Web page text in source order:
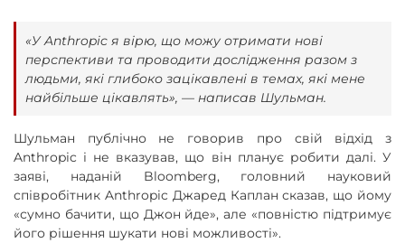
«У Anthropic я вірю, що можу отримати нові
перспективи та проводити дослідження разом з
людьми, які глибоко зацікавлені в темах, які мене
найбільше цікавлять», — написав Шульман.
Шульман публічно не говорив про свій відхід з
Anthropic і не вказував, що він планує робити далі. У
заяві, наданій Bloomberg, головний науковий
співробітник Anthropic Джаред Каплан сказав, що йому
«сумно бачити, що Джон йде», але «повністю підтримує
його рішення шукати нові можливості».